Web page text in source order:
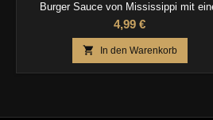
Burger Sauce von Mississippi mit
milden Note !
Preis
4,99 €
 In den Warenkorb